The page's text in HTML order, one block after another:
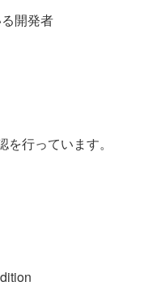
開発者
行っています。